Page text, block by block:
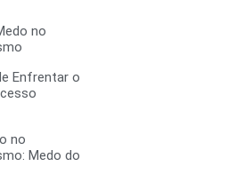
no
Enfrentar o
no
Medo do